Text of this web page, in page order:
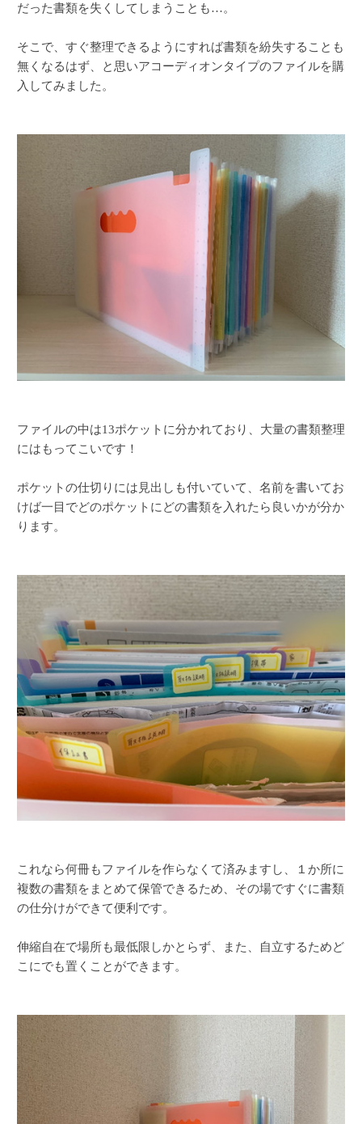
だった書類を失くしてしまうことも…。
そこで、すぐ整理できるようにすれば書類を紛失することも
無くなるはず、と思いアコーディオンタイプのファイルを購
入してみました。
ファイルの中は13ポケットに分かれており、大量の書類整理
にはもってこいです！
ポケットの仕切りには見出しも付いていて、名前を書いてお
けば一目でどのポケットにどの書類を入れたら良いかが分か
ります。
これなら何冊もファイルを作らなくて済みますし、１か所に
複数の書類をまとめて保管できるため、その場ですぐに書類
の仕分けができて便利です。
伸縮自在で場所も最低限しかとらず、また、自立するためど
こにでも置くことができます。